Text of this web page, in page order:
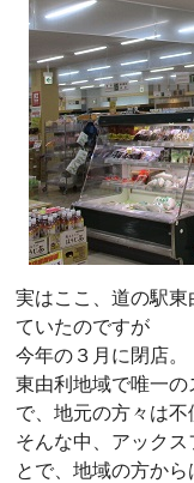
実はここ、道の駅
ていたのですが
今年の３月に閉店。
東由利地域で唯一
で、地元の方々は不
そんな中、アック
とで、地域の方か